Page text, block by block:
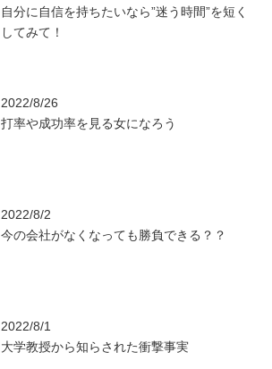
自分に自信を持ちたいなら”迷う時間”を短く
してみて！
2022/8/26
打率や成功率を見る女になろう
2022/8/2
今の会社がなくなっても勝負できる？？
2022/8/1
大学教授から知らされた衝撃事実